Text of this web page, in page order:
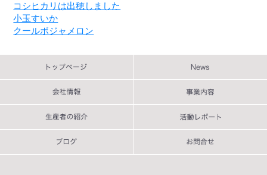
コシヒカリは出穂しました
小玉すいか
クールボジャメロン